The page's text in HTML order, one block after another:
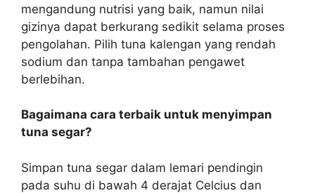
mengandung nutrisi yang baik, namun nilai
gizinya dapat berkurang sedikit selama proses
pengolahan. Pilih tuna kalengan yang rendah
sodium dan tanpa tambahan pengawet
berlebihan.
Bagaimana cara terbaik untuk menyimpan
tuna segar?
Simpan tuna segar dalam lemari pendingin
pada suhu di bawah 4 derajat Celcius dan